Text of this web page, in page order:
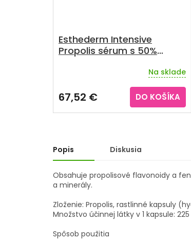
Esthederm Intensive
Propolis sérum s 50%
Na sklade
67,52 € DO KOŠÍKA
Popis Diskusia
Obsahuje propolisové flavonoidy a
a minerály.
Zloženie: Propolis, rastlinné kapsuly
Množstvo účinnej látky v 1 kapsule:
Spôsob použitia